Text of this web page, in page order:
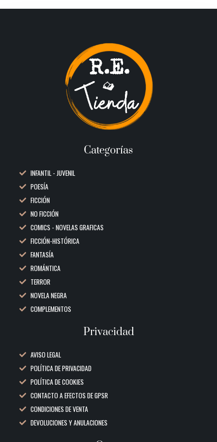
Categorías
INFANTIL - JUVENIL
POESÍA
FICCIÓN
NO FICCIÓN
COMICS - NOVELAS GRAFICAS
FICCIÓN-HISTÓRICA
FANTASÍA
ROMÁNTICA
TERROR
NOVELA NEGRA
COMPLEMENTOS
Privacidad
AVISO LEGAL
POLÍTICA DE PRIVACIDAD
POLÍTICA DE COOKIES
CONTACTO A EFECTOS DE GPSR
CONDICIONES DE VENTA
DEVOLUCIONES Y ANULACIONES